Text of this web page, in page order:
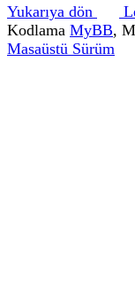
Yukarıya dön
Kodlama MyBB,
Masaüstü Sürüm